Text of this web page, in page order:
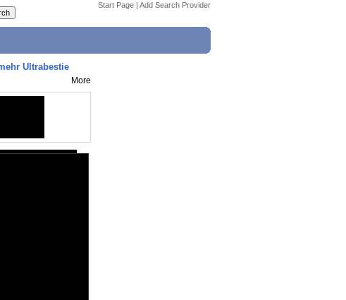
Start Page | Add Search Provider
Ultrabestie
More